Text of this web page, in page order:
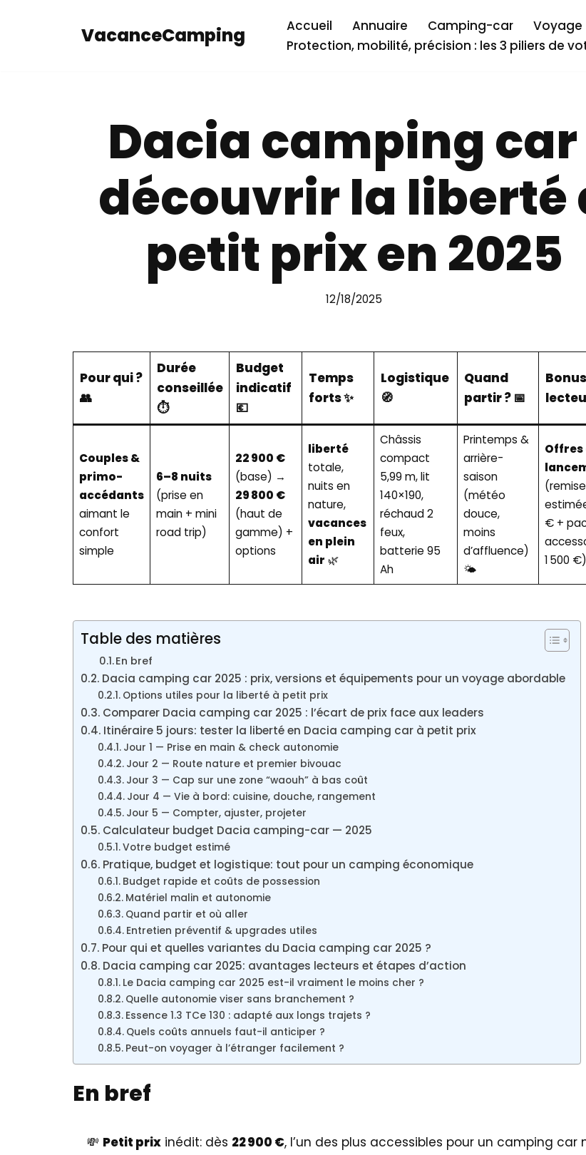
VacanceCamping Accueil Annuaire Camping-car Voyage
Protection, mobilité, précision : les 3 piliers de
Dacia camping car
découvrir la liberté
petit prix en 2025
12/18/2025
Pour qui ?
👥
Durée
conseillée
⏱️
Budget
indicatif
💶
Temps
forts ✨
Logistique
🧭
Quand
partir ? 📅
Bonus
Couples &
primo-
accédants
aimant le
confort
simple
6–8 nuits
(prise en
main + mini
road trip)
22 900 €
(base) →
29 800 €
(haut de
gamme) +
options
liberté
totale,
nuits en
nature,
vacances
en plein
air 🌿
Châssis
compact
5,99 m, lit
140×190,
réchaud 2
feux,
batterie 95
Ah
Printemps &
arrière-
saison
(météo
douce,
moins
d’affluence)
🌤️
Offres
(remise
€ +
1 500 €)
Table des matières
En bref
Dacia camping car 2025 : prix, versions et équipements pour un voyage abordable
Options utiles pour la liberté à petit prix
Comparer Dacia camping car 2025 : l’écart de prix face aux leaders
Itinéraire 5 jours: tester la liberté en Dacia camping car à petit prix
Jour 1 — Prise en main & check autonomie
Jour 2 — Route nature et premier bivouac
Jour 3 — Cap sur une zone “waouh” à bas coût
Jour 4 — Vie à bord: cuisine, douche, rangement
Jour 5 — Compter, ajuster, projeter
Calculateur budget Dacia camping-car — 2025
Votre budget estimé
Pratique, budget et logistique: tout pour un camping économique
Budget rapide et coûts de possession
Matériel malin et autonomie
Quand partir et où aller
Entretien préventif & upgrades utiles
Pour qui et quelles variantes du Dacia camping car 2025 ?
Dacia camping car 2025: avantages lecteurs et étapes d’action
Le Dacia camping car 2025 est-il vraiment le moins cher ?
Quelle autonomie viser sans branchement ?
Essence 1.3 TCe 130 : adapté aux longs trajets ?
Quels coûts annuels faut-il anticiper ?
Peut-on voyager à l’étranger facilement ?
En bref
💸 Petit prix inédit: dès 22 900 €, l’un des plus accessibles pour un camping car